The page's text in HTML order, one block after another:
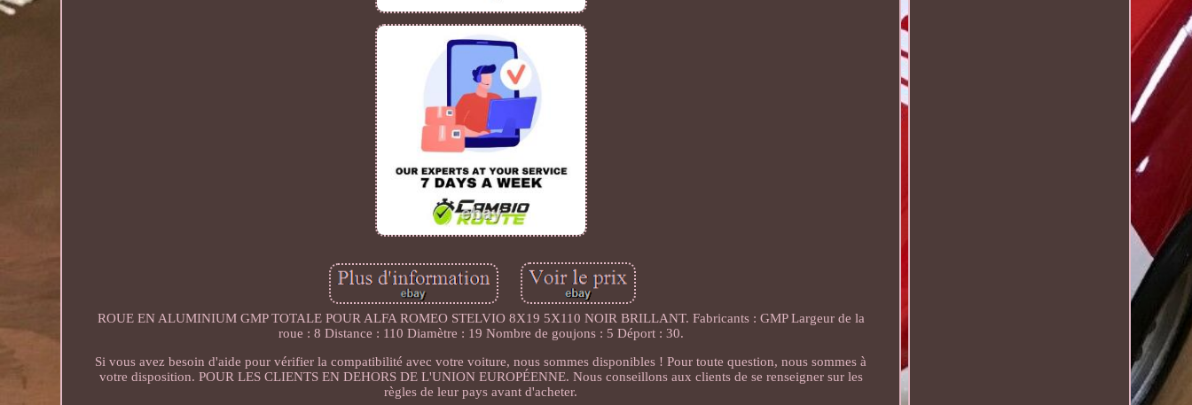
ROUE EN ALUMINIUM GMP TOTALE POUR ALFA ROMEO STELVIO 8X19 5X110 NOIR BRILLANT. Fabricants : GMP Largeur de la
roue : 8 Distance : 110 Diamètre : 19 Nombre de goujons : 5 Déport : 30.
Si vous avez besoin d'aide pour vérifier la compatibilité avec votre voiture, nous sommes disponibles ! Pour toute question, nous sommes à
votre disposition. POUR LES CLIENTS EN DEHORS DE L'UNION EUROPÉENNE. Nous conseillons aux clients de se renseigner sur les
règles de leur pays avant d'acheter.